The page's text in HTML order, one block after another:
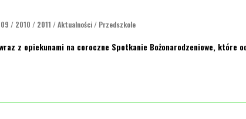
/ 2010 / 2011 /Aktualności / Przedszkole
z opiekunami na coroczne Spotkanie Bożonarodzeniowe,